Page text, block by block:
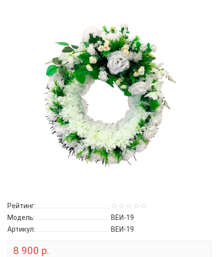
Рейтинг:
Модель:
ВЕИ-19
Артикул:
ВЕИ-19
8 900 р.